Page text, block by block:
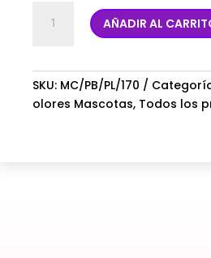
arenero
cantidad
AÑADIR AL
SKU: MC/PB/PL/170
olores Mascotas, Todos los